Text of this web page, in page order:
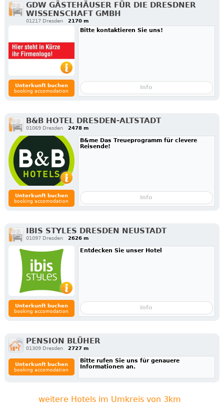
GDW GÄSTEHÄUSER FÜR DIE DRESDNER
WISSENSCHAFT GMBH
01217 Dresden 2170 m
Unterkunft buchen
booking accomodation
Bitte kontaktieren Sie uns!
Info
B&B HOTEL DRESDEN-ALTSTADT
01069 Dresden 2478 m
Unterkunft buchen
booking accomodation
B&me Das Treueprogramm für clevere
Reisende!
Info
IBIS STYLES DRESDEN NEUSTADT
01097 Dresden 2626 m
Unterkunft buchen
booking accomodation
Entdecken Sie unser Hotel
Info
PENSION BLÜHER
01309 Dresden 2727 m
Unterkunft buchen
booking accomodation
Bitte rufen Sie uns für genauere
Informationen an.
weitere Hotels im Umkreis von 3km